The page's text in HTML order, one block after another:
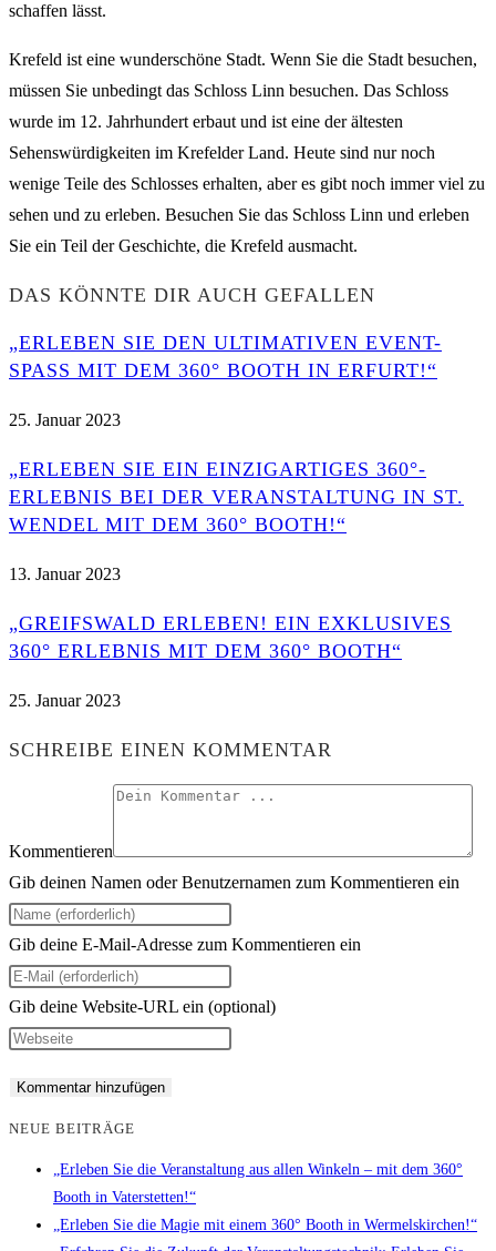
schaffen lässt.
Krefeld ist eine wunderschöne Stadt. Wenn Sie die Stadt besuchen,
müssen Sie unbedingt das Schloss Linn besuchen. Das Schloss
wurde im 12. Jahrhundert erbaut und ist eine der ältesten
Sehenswürdigkeiten im Krefelder Land. Heute sind nur noch
wenige Teile des Schlosses erhalten, aber es gibt noch immer viel zu
sehen und zu erleben. Besuchen Sie das Schloss Linn und erleben
Sie ein Teil der Geschichte, die Krefeld ausmacht.
DAS KÖNNTE DIR AUCH GEFALLEN
„ERLEBEN SIE DEN ULTIMATIVEN EVENT-
SPASS MIT DEM 360° BOOTH IN ERFURT!“
25. Januar 2023
„ERLEBEN SIE EIN EINZIGARTIGES 360°-
ERLEBNIS BEI DER VERANSTALTUNG IN ST.
WENDEL MIT DEM 360° BOOTH!“
13. Januar 2023
„GREIFSWALD ERLEBEN! EIN EXKLUSIVES
360° ERLEBNIS MIT DEM 360° BOOTH“
25. Januar 2023
SCHREIBE EINEN KOMMENTAR
Kommentieren
Gib deinen Namen oder Benutzernamen zum Kommentieren ein
Gib deine E-Mail-Adresse zum Kommentieren ein
Gib deine Website-URL ein (optional)
NEUE BEITRÄGE
„Erleben Sie die Veranstaltung aus allen Winkeln – mit dem 360°
Booth in Vaterstetten!“
„Erleben Sie die Magie mit einem 360° Booth in Wermelskirchen!“